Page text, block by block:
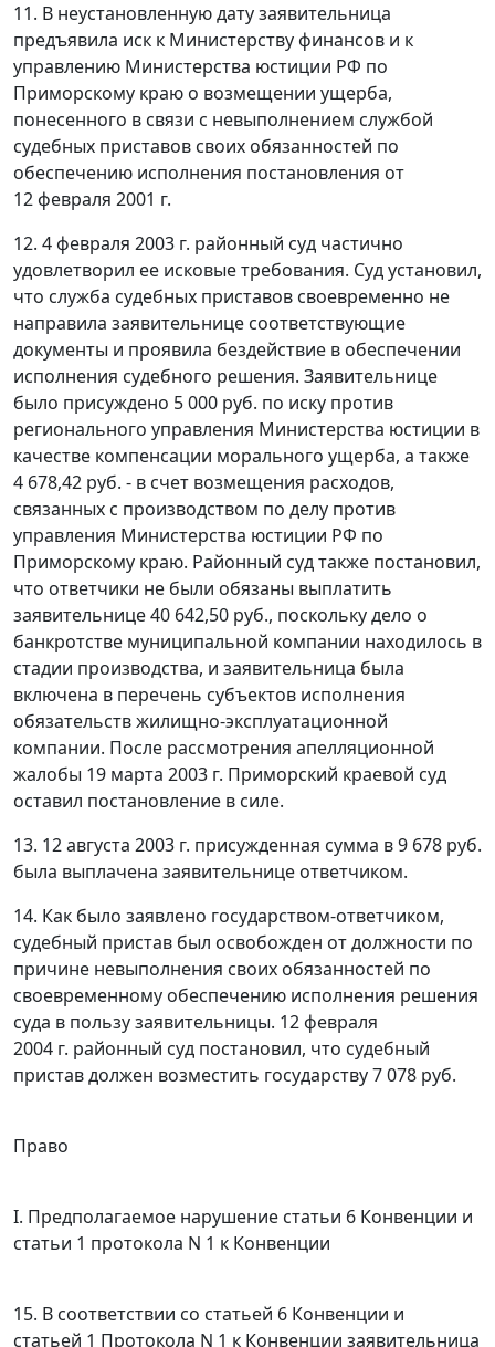
11. В неустановленную дату заявительница
предъявила иск к Министерству финансов и к
управлению Министерства юстиции РФ по
Приморскому краю о возмещении ущерба,
понесенного в связи с невыполнением службой
судебных приставов своих обязанностей по
обеспечению исполнения постановления от
12 февраля 2001 г.
12. 4 февраля 2003 г. районный суд частично
удовлетворил ее исковые требования. Суд установил,
что служба судебных приставов своевременно не
направила заявительнице соответствующие
документы и проявила бездействие в обеспечении
исполнения судебного решения. Заявительнице
было присуждено 5 000 руб. по иску против
регионального управления Министерства юстиции в
качестве компенсации морального ущерба, а также
4 678,42 руб. - в счет возмещения расходов,
связанных с производством по делу против
управления Министерства юстиции РФ по
Приморскому краю. Районный суд также постановил,
что ответчики не были обязаны выплатить
заявительнице 40 642,50 руб., поскольку дело о
банкротстве муниципальной компании находилось в
стадии производства, и заявительница была
включена в перечень субъектов исполнения
обязательств жилищно-эксплуатационной
компании. После рассмотрения апелляционной
жалобы 19 марта 2003 г. Приморский краевой суд
оставил постановление в силе.
13. 12 августа 2003 г. присужденная сумма в 9 678 руб.
была выплачена заявительнице ответчиком.
14. Как было заявлено государством-ответчиком,
судебный пристав был освобожден от должности по
причине невыполнения своих обязанностей по
своевременному обеспечению исполнения решения
суда в пользу заявительницы. 12 февраля
2004 г. районный суд постановил, что судебный
пристав должен возместить государству 7 078 руб.
Право
I. Предполагаемое нарушение статьи 6 Конвенции и
статьи 1 протокола N 1 к Конвенции
15. В соответствии со статьей 6 Конвенции и
статьей 1 Протокола N 1 к Конвенции заявительница